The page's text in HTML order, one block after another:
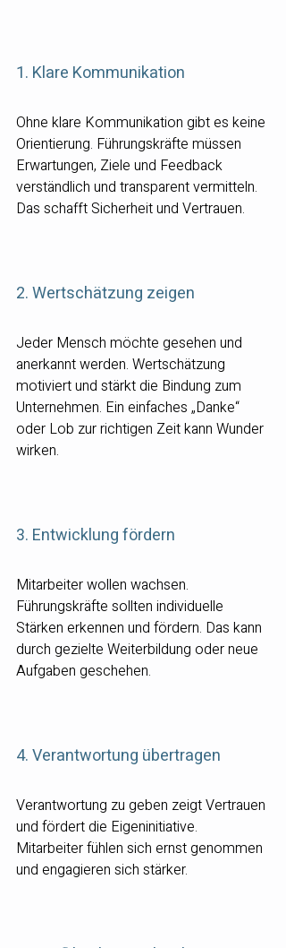
1. Klare Kommunikation
Ohne klare Kommunikation gibt es keine
Orientierung. Führungskräfte müssen
Erwartungen, Ziele und Feedback
verständlich und transparent vermitteln.
Das schafft Sicherheit und Vertrauen.
2. Wertschätzung zeigen
Jeder Mensch möchte gesehen und
anerkannt werden. Wertschätzung
motiviert und stärkt die Bindung zum
Unternehmen. Ein einfaches „Danke“
oder Lob zur richtigen Zeit kann Wunder
wirken.
3. Entwicklung fördern
Mitarbeiter wollen wachsen.
Führungskräfte sollten individuelle
Stärken erkennen und fördern. Das kann
durch gezielte Weiterbildung oder neue
Aufgaben geschehen.
4. Verantwortung übertragen
Verantwortung zu geben zeigt Vertrauen
und fördert die Eigeninitiative.
Mitarbeiter fühlen sich ernst genommen
und engagieren sich stärker.